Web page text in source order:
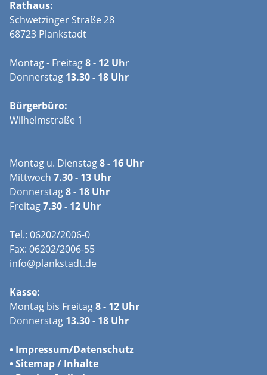
Rathaus:
Schwetzinger Straße 28
68723 Plankstadt
Montag - Freitag8 - 12 Uhr
Donnerstag 13.30 - 18 Uhr
Bürgerbüro:
Wilhelmstraße 1
Montag u. Dienstag8 - 16 Uhr
Mittwoch 7.30 - 13 Uhr
Donnerstag8 - 18 Uhr
Freitag7.30 - 12 Uhr
Tel.: 06202/2006-0
Fax: 06202/2006-55
info@plankstadt.de
Kasse:
Montag bis Freitag8 - 12 Uhr
Donnerstag 13.30 - 18 Uhr
• Impressum/Datenschutz
•Sitemap / Inhalte